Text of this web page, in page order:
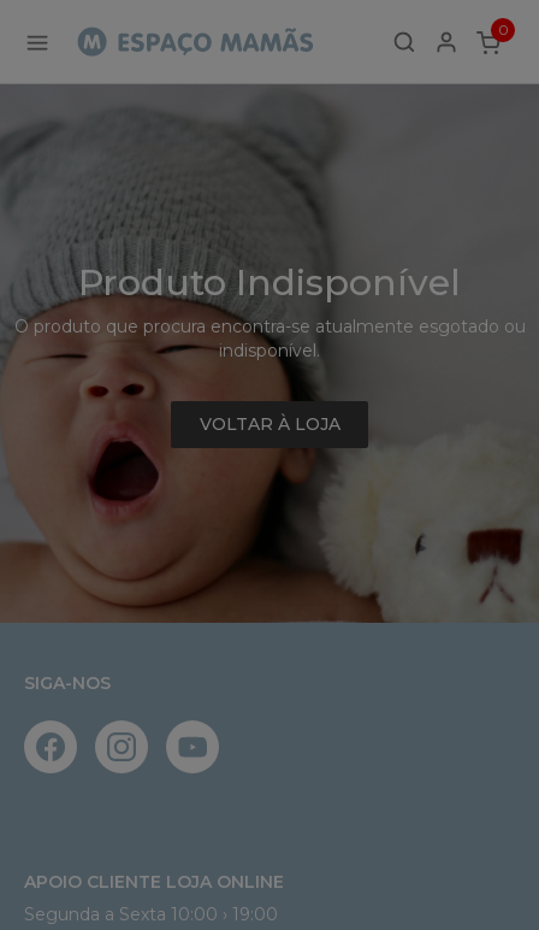
Detalhe
de
Produto
-
Produto
0
ITEMS
Produto Indisponível
O produto que procura encontra-se atualmente esgotado ou
indisponível.
VOLTAR À LOJA
SIGA-NOS
APOIO CLIENTE LOJA ONLINE
Segunda a Sexta 10:00 › 19:00